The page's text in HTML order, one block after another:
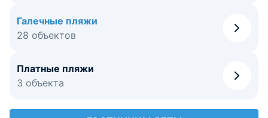
Галечные пляжи
28 объектов
Платные пляжи
3 объекта